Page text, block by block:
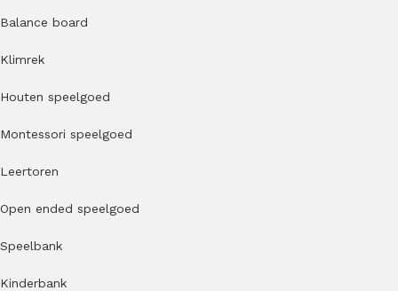
Balance board
Klimrek
Houten speelgoed
Montessori speelgoed
Leertoren
Open ended speelgoed
Speelbank
Kinderbank